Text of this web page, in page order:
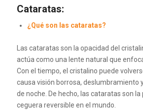
Cataratas:
¿Qué son las cataratas?
Las cataratas son la opacidad del
actúa como una lente natural que
Con el tiempo, el cristalino puede
causa visión borrosa, deslumbramiento
de noche. De hecho, las cataratas son la
ceguera reversible en el mundo.